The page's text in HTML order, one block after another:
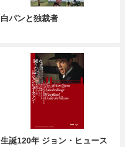
白パンと独裁者
生誕120年 ジョン・ヒュース